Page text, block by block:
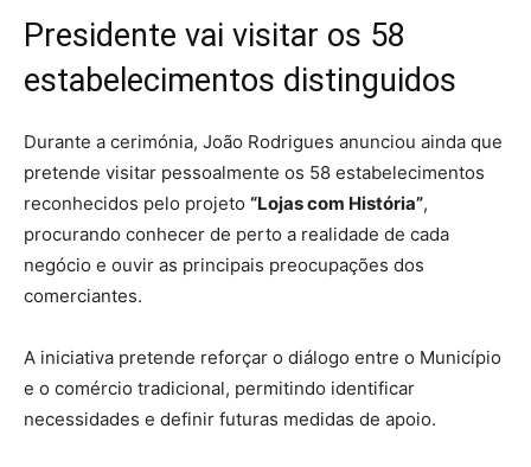
Presidente vai visitar os 58
estabelecimentos distinguidos
Durante a cerimónia, João Rodrigues anunciou ainda que
pretende visitar pessoalmente os 58 estabelecimentos
reconhecidos pelo projeto “Lojas com História”,
procurando conhecer de perto a realidade de cada
negócio e ouvir as principais preocupações dos
comerciantes.
A iniciativa pretende reforçar o diálogo entre o Município
e o comércio tradicional, permitindo identificar
necessidades e definir futuras medidas de apoio.